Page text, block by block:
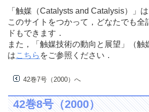
「触媒（Catalysts and Catalysis）」
このサイトをつかって，どなたでも
ドもできます．
また，「触媒技術の動向と展望」（
はこちら をご参照ください．
42巻7号（2000）へ
42巻8号（2000）